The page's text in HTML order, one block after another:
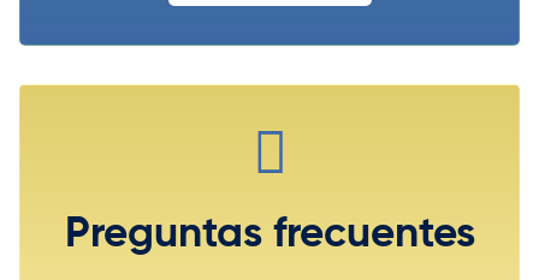
Preguntas frecuentes